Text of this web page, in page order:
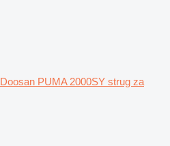
Doosan PUMA 2000SY strug za